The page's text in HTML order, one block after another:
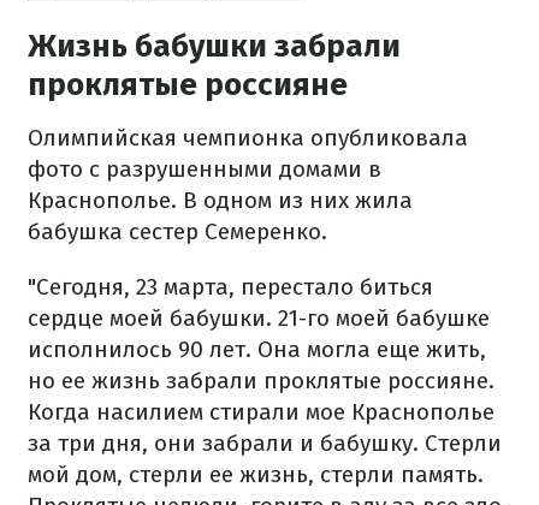
Жизнь бабушки забрали
проклятые россияне
Олимпийская чемпионка опубликовала
фото с разрушенными домами в
Краснополье. В одном из них жила
бабушка сестер Семеренко.
"Сегодня, 23 марта, перестало биться
сердце моей бабушки. 21-го моей бабушке
исполнилось 90 лет. Она могла еще жить,
но ее жизнь забрали проклятые россияне.
Когда насилием стирали мое Краснополье
за три дня, они забрали и бабушку. Стерли
мой дом, стерли ее жизнь, стерли память.